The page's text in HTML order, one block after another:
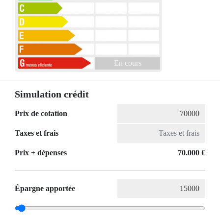
En cours
Simulation crédit
Prix de cotation
Taxes et frais
Prix ​​+ dépenses 70.000 €
Épargne apportée